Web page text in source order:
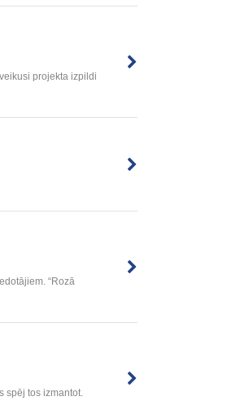
projekta izpildi
“Rozā
spēj tos izmantot.